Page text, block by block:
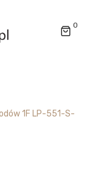
0
1F LP-551-S-